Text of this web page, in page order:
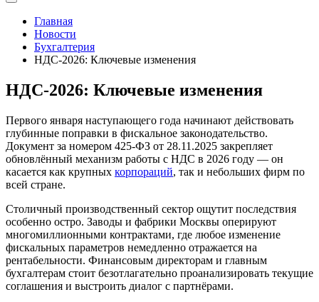
Главная
Новости
Бухгалтерия
НДС-2026: Ключевые изменения
НДС-2026: Ключевые изменения
Первого января наступающего года начинают действовать
глубинные поправки в фискальное законодательство.
Документ за номером 425‑ФЗ от 28.11.2025 закрепляет
обновлённый механизм работы с НДС в 2026 году — он
касается как крупных корпораций, так и небольших фирм по
всей стране.
Столичный производственный сектор ощутит последствия
особенно остро. Заводы и фабрики Москвы оперируют
многомиллионными контрактами, где любое изменение
фискальных параметров немедленно отражается на
рентабельности. Финансовым директорам и главным
бухгалтерам стоит безотлагательно проанализировать текущие
соглашения и выстроить диалог с партнёрами.